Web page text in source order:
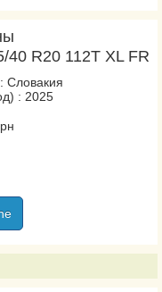
40 R20 112T XL FR
Словакия
: 2025